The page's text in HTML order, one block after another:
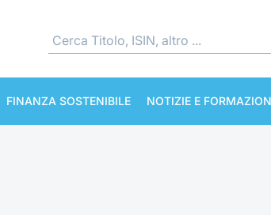
FINANZA SOSTENIBILE NOTIZIE E